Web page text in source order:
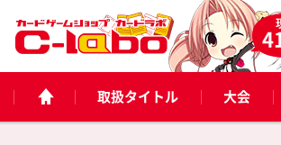
取扱タイトル 大会